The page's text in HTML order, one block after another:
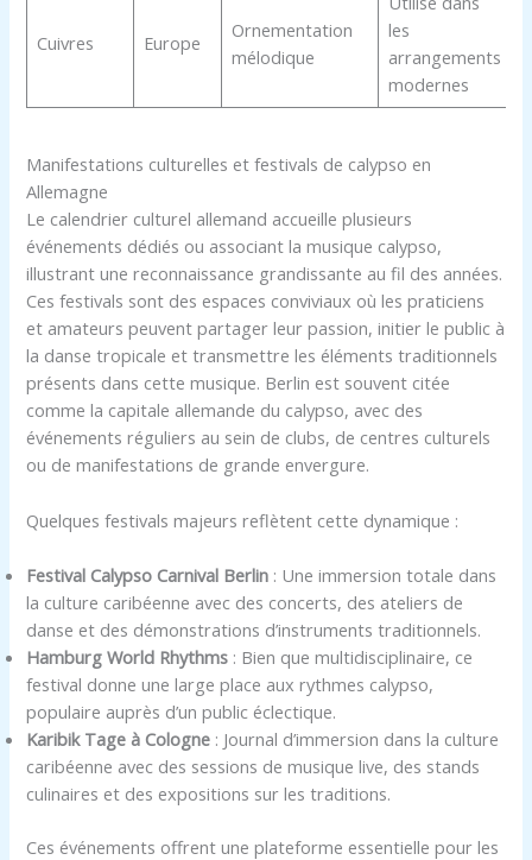
Cuivres Europe
Ornementation
mélodique
les
arrangements
modernes
Manifestations culturelles et festivals de calypso en
Allemagne
Le calendrier culturel allemand accueille plusieurs
événements dédiés ou associant la musique calypso,
illustrant une reconnaissance grandissante au fil des années.
Ces festivals sont des espaces conviviaux où les praticiens
et amateurs peuvent partager leur passion, initier le public à
la danse tropicale et transmettre les éléments traditionnels
présents dans cette musique. Berlin est souvent citée
comme la capitale allemande du calypso, avec des
événements réguliers au sein de clubs, de centres culturels
ou de manifestations de grande envergure.
Quelques festivals majeurs reflètent cette dynamique :
Festival Calypso Carnival Berlin : Une immersion totale dans
la culture caribéenne avec des concerts, des ateliers de
danse et des démonstrations d’instruments traditionnels.
Hamburg World Rhythms : Bien que multidisciplinaire, ce
festival donne une large place aux rythmes calypso,
populaire auprès d’un public éclectique.
Karibik Tage à Cologne : Journal d’immersion dans la culture
caribéenne avec des sessions de musique live, des stands
culinaires et des expositions sur les traditions.
Ces événements offrent une plateforme essentielle pour les